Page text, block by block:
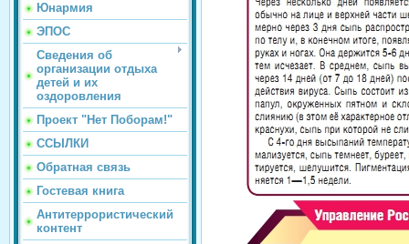
Юнармия
ЭПОС
Сведения об
организации отдыха
детей и их
оздоровления
Проект "Нет Поборам!"
ССЫЛКИ
Обратная связь
Гостевая книга
Антитеррористический
контент